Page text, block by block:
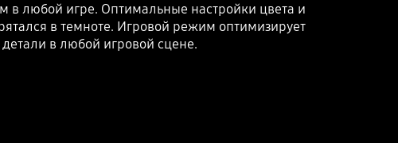
в любой игре. Оптимальные настройки цвета и
в темноте. Игровой режим оптимизирует
в любой игровой сцене.